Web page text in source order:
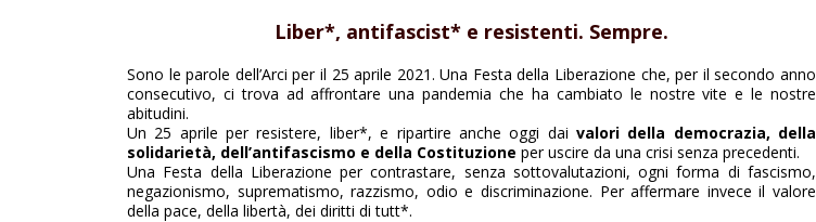
Liber*, antifascist* e resistenti. Sempre.
Sono le parole dell’Arci per il 25 aprile 2021. Una Festa della Liberazione che, per il secondo anno
consecutivo, ci trova ad affrontare una pandemia che ha cambiato le nostre vite e le nostre
abitudini.
Un 25 aprile per resistere, liber*, e ripartire anche oggi dai valori della democrazia, della
solidarietà, dell’antifascismo e della Costituzione per uscire da una crisi senza precedenti.
Una Festa della Liberazione per contrastare, senza sottovalutazioni, ogni forma di fascismo,
negazionismo, suprematismo, razzismo, odio e discriminazione. Per affermare invece il valore
della pace, della libertà, dei diritti di tutt*.